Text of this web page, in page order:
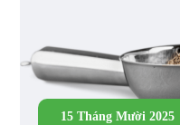
15 Tháng Mười 2025